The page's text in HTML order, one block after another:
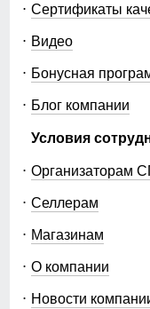
Сертификаты
Видео
Бонусная
Блог компании
Условия
Организаторам
Селлерам
Магазинам
О компании
Новости